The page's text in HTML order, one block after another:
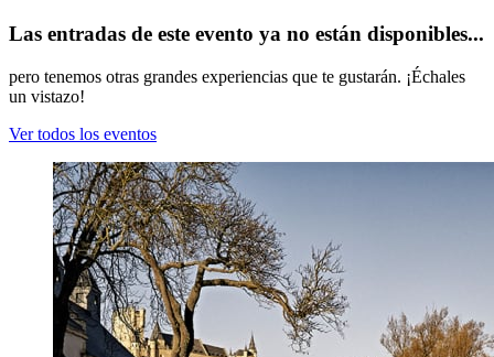
Las entradas de este evento ya no están disponibles...
pero tenemos otras grandes experiencias que te gustarán. ¡Échales
un vistazo!
Ver todos los eventos